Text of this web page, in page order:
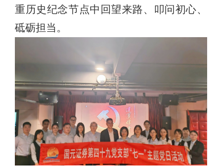
重历史纪念节点中回望来路、叩问初心、
砥砺担当。